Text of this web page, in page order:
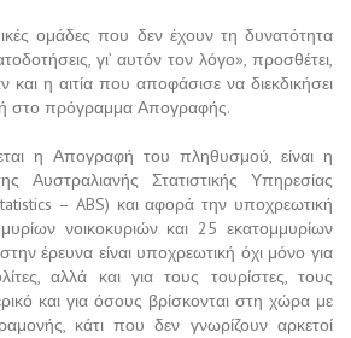
ομάδες που δεν έχουν τη δυνατότητα
γι’ αυτόν τον λόγο», προσθέτει,
και η αιτία που αποφάσισε να διεκδικήσει
στο πρόγραμμα Απογραφής.
η Απογραφή του πληθυσμού, είναι η
Αυστραλιανής Στατιστικής Υπηρεσίας
– ABS) και αφορά την υποχρεωτική
νοικοκυριών και 25 εκατομμυρίων
έρευνα είναι υποχρεωτική όχι μόνο για
αλλά και για τους τουρίστες, τους
και για όσους βρίσκονται στη χώρα με
κάτι που δεν γνωρίζουν αρκετοί